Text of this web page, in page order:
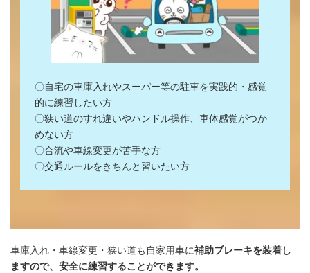
〇自宅の車庫入れやスーパー等の駐車を実践的・感覚
的に練習したい方
〇狭い道のすれ違いやハンドル操作、車体感覚がつか
めない方
〇合流や車線変更が苦手な方
〇交通ルールをきちんと習いたい方
車庫入れ・車線変更・狭い道も自家用車に補助ブレーキを装着し
ますので、安全に練習することができます。